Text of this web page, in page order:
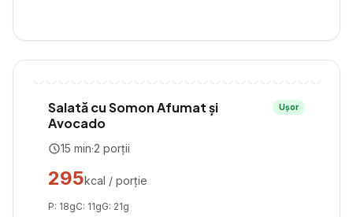
Salată cu Somon Afumat și
Avocado
Ușor
15 min·2 porții
295kcal / porție
P: 18gC: 11gG: 21g